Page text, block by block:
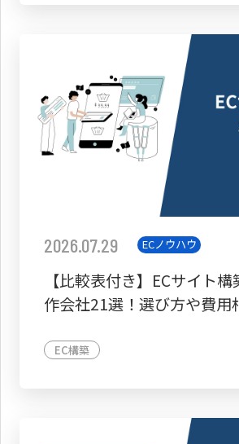
2026.07.29 ECノウハウ
【比較表付き】ECサイト
作会社21選！選び方や費用
EC構築